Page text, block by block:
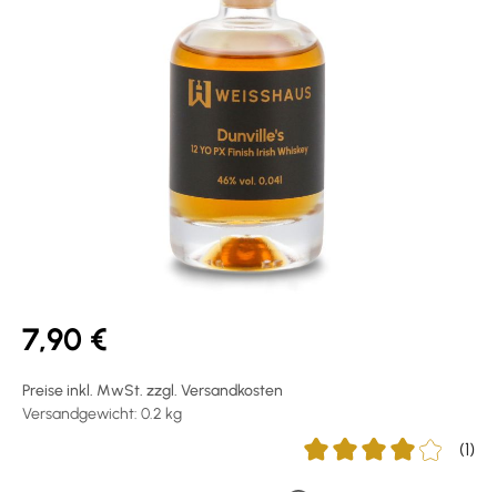
7,90 €
Preise inkl. MwSt. zzgl. Versandkosten
Versandgewicht: 0.2 kg
(1)